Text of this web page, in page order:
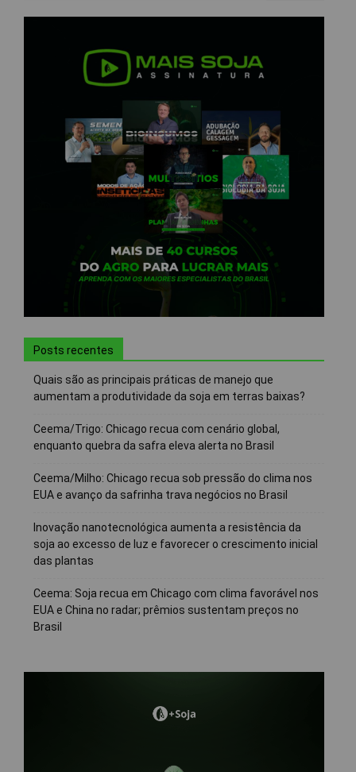
Posts recentes
Quais são as principais práticas de manejo que
aumentam a produtividade da soja em terras baixas?
Ceema/Trigo: Chicago recua com cenário global,
enquanto quebra da safra eleva alerta no Brasil
Ceema/Milho: Chicago recua sob pressão do clima nos
EUA e avanço da safrinha trava negócios no Brasil
Inovação nanotecnológica aumenta a resistência da
soja ao excesso de luz e favorecer o crescimento inicial
das plantas
Ceema: Soja recua em Chicago com clima favorável nos
EUA e China no radar; prêmios sustentam preços no
Brasil